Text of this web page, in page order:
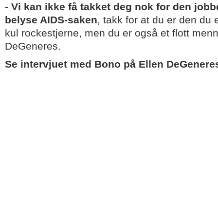
- Vi kan ikke få takket deg nok for den
belyse AIDS-saken, takk for at du er den du
kul rockestjerne, men du er også et flott
DeGeneres.
Se intervjuet med Bono på Ellen